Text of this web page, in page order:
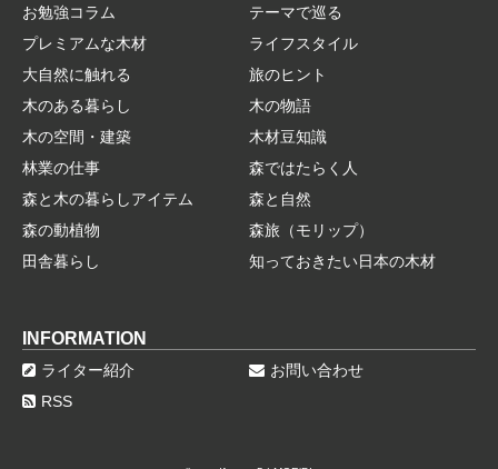
お勉強コラム
テーマで巡る
プレミアムな木材
ライフスタイル
大自然に触れる
旅のヒント
木のある暮らし
木の物語
木の空間・建築
木材豆知識
林業の仕事
森ではたらく人
森と木の暮らしアイテム
森と自然
森の動植物
森旅（モリップ）
田舎暮らし
知っておきたい日本の木材
INFORMATION
ライター紹介
お問い合わせ
RSS